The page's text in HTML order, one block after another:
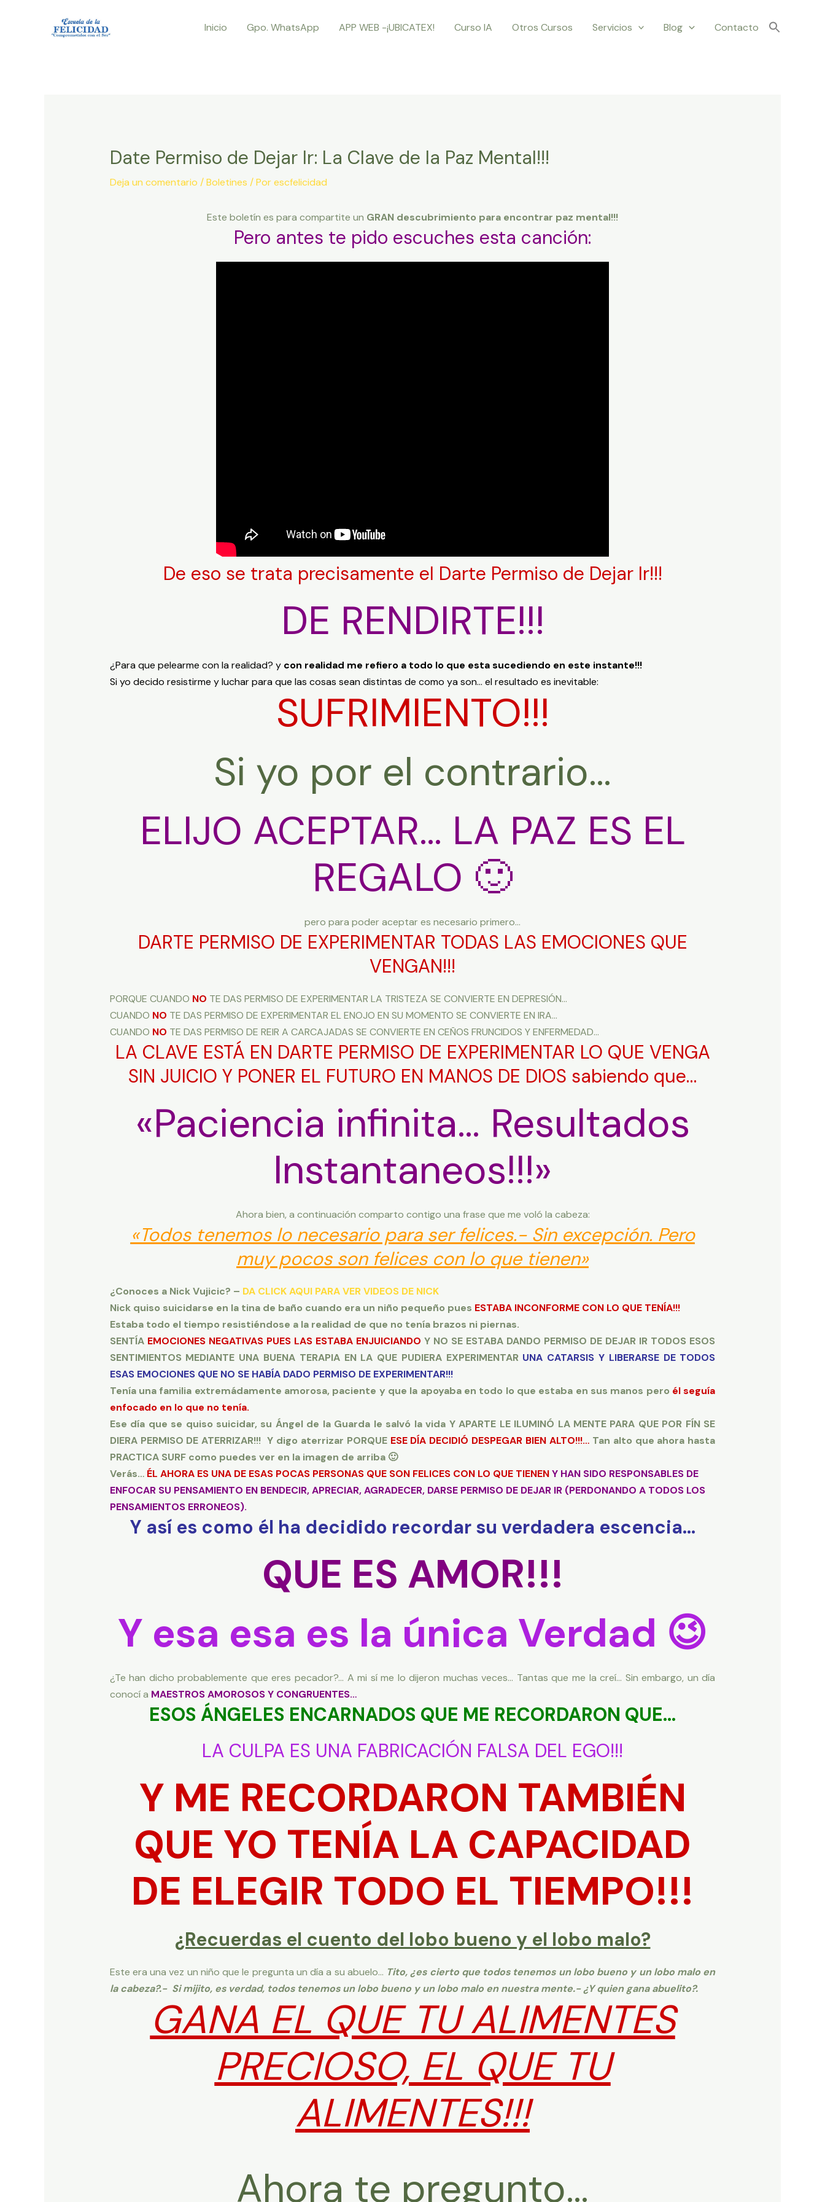
Inicio Gpo. WhatsApp APP WEB -¡UBICATEX! Curso IA Otros Cursos Servicios Blog Contacto
Date Permiso de Dejar Ir: La Clave de la Paz Mental!!!
Deja un comentario /Boletines / Porescfelicidad
Este boletín es para compartite un GRAN descubrimiento para encontrar paz mental!!!
Pero antes te pido escuches esta canción:
De eso se trata precisamente el Darte Permiso de Dejar Ir!!!
DE RENDIRTE!!!
¿Para que pelearme con la realidad? y con realidad me refiero a todo lo que esta sucediendo en este instante!!!
Si yo decido resistirme y luchar para que las cosas sean distintas de como ya son… el resultado es inevitable:
SUFRIMIENTO!!!
Si yo por el contrario…
ELIJO ACEPTAR… LA PAZ ES EL
REGALO 🙂
pero para poder aceptar es necesario primero…
DARTE PERMISO DE EXPERIMENTAR TODAS LAS EMOCIONES QUE
VENGAN!!!
PORQUE CUANDO NO TE DAS PERMISO DE EXPERIMENTAR LA TRISTEZA SE CONVIERTE EN DEPRESIÓN…
CUANDO NO TE DAS PERMISO DE EXPERIMENTAR EL ENOJO EN SU MOMENTO SE CONVIERTE EN IRA…
CUANDO NO TE DAS PERMISO DE REIR A CARCAJADAS SE CONVIERTE EN CEÑOS FRUNCIDOS Y ENFERMEDAD…
LA CLAVE ESTÁ EN DARTE PERMISO DE EXPERIMENTAR LO QUE VENGA
SIN JUICIO Y PONER EL FUTURO EN MANOS DE DIOS sabiendo que…
«Paciencia infinita… Resultados
Instantaneos!!!»
Ahora bien, a continuación comparto contigo una frase que me voló la cabeza:
«Todos tenemos lo necesario para ser felices.- Sin excepción. Pero
muy pocos son felices con lo que tienen»
¿Conoces a Nick Vujicic? – DA CLICK AQUI PARA VER VIDEOS DE NICK
Nick quiso suicidarse en la tina de baño cuando era un niño pequeño pues ESTABA INCONFORME CON LO QUE TENÍA!!!
Estaba todo el tiempo resistiéndose a la realidad de que no tenía brazos ni piernas.
SENTÍA EMOCIONES NEGATIVAS PUES LAS ESTABA ENJUICIANDO Y NO SE ESTABA DANDO PERMISO DE DEJAR IR TODOS ESOS
SENTIMIENTOS MEDIANTE UNA BUENA TERAPIA EN LA QUE PUDIERA EXPERIMENTAR UNA CATARSIS Y LIBERARSE DE TODOS
ESAS EMOCIONES QUE NO SE HABÍA DADO PERMISO DE EXPERIMENTAR!!!
Tenía una familia extremádamente amorosa, paciente y que la apoyaba en todo lo que estaba en sus manos pero él seguía
enfocado en lo que no tenía.
Ese día que se quiso suicidar, su Ángel de la Guarda le salvó la vida Y APARTE LE ILUMINÓ LA MENTE PARA QUE POR FÍN SE
DIERA PERMISO DE ATERRIZAR!!! Y digo aterrizar PORQUE ESE DÍA DECIDIÓ DESPEGAR BIEN ALTO!!!…Tan alto que ahora hasta
PRACTICA SURF como puedes ver en la imagen de arriba 🙂
Verás… ÉL AHORA ES UNA DE ESAS POCAS PERSONAS QUE SON FELICES CON LO QUE TIENEN Y HAN SIDO RESPONSABLES DE
ENFOCAR SU PENSAMIENTO EN BENDECIR, APRECIAR, AGRADECER, DARSE PERMISO DE DEJAR IR (PERDONANDO A TODOS LOS
PENSAMIENTOS ERRONEOS).
Y así es como él ha decidido recordar su verdadera escencia…
QUE ES AMOR!!!
Y esa esa es la única Verdad 😉
¿Te han dicho probablemente que eres pecador?… A mi sí me lo dijeron muchas veces… Tantas que me la creí… Sin embargo, un día
conocí a MAESTROS AMOROSOS Y CONGRUENTES…
ESOS ÁNGELES ENCARNADOS QUE ME RECORDARON QUE…
LA CULPA ES UNA FABRICACIÓN FALSA DEL EGO!!!
Y ME RECORDARON TAMBIÉN
QUE YO TENÍA LA CAPACIDAD
DE ELEGIR TODO EL TIEMPO!!!
¿Recuerdas el cuento del lobo bueno y el lobo malo?
Este era una vez un niño que le pregunta un día a su abuelo… Tito, ¿es cierto que todos tenemos un lobo bueno y un lobo malo en
la cabeza?.- Si mijito, es verdad, todos tenemos un lobo bueno y un lobo malo en nuestra mente.- ¿Y quien gana abuelito?.
GANA EL QUE TU ALIMENTES
PRECIOSO, EL QUE TU
ALIMENTES!!!
Ahora te pregunto…